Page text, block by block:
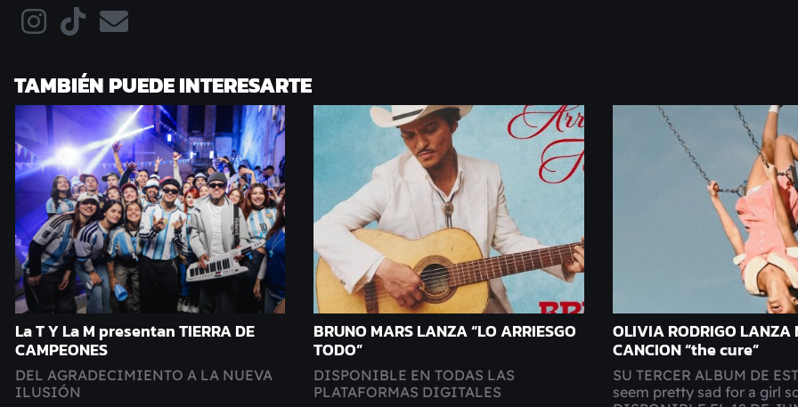
TAMBIÉN PUEDE INTERESARTE
La T Y La M presentan TIERRA DE
CAMPEONES
DEL AGRADECIMIENTO A LA NUEVA
ILUSIÓN
BRUNO MARS LANZA “LO ARRIESGO
TODO”
DISPONIBLE EN TODAS LAS
PLATAFORMAS DIGITALES
OLIVIA RODRIGO LANZA
CANCION “the cure”
SU TERCER ALBUM DE
seem pretty sad for a girl